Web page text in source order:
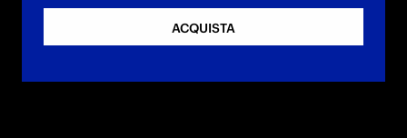
Whatsapp
ACQUISTA